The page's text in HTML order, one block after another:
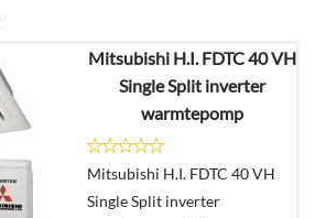
Mitsubishi H.I. FDTC 40 VH
Single Split inverter
warmtepomp
Mitsubishi H.I. FDTC 40 VH
Single Split inverter